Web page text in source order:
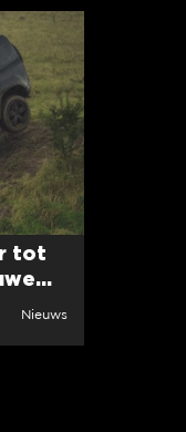
tot
Nieuws